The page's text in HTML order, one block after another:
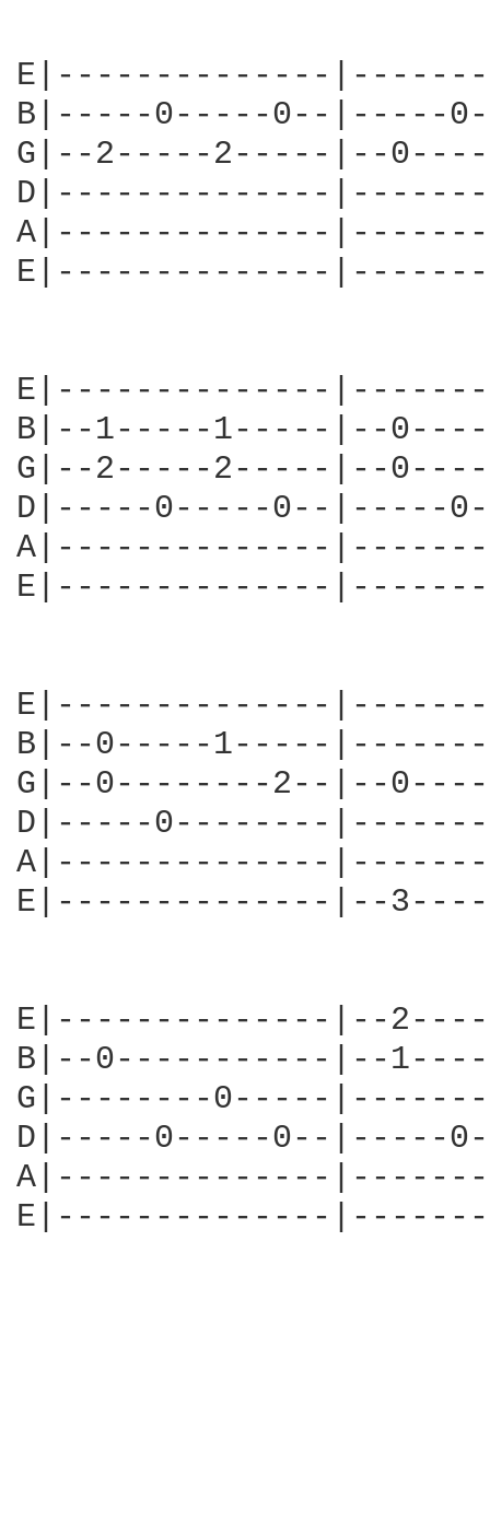
E|--------------
B|-----0-----0--|-----
G|--2-----2-----|--
D|--------------
A|--------------
E|--------------
E|--------------
B|--1-----1-----|--
G|--2-----2-----|--
D|-----0-----0--|-----
A|--------------
E|--------------
E|--------------
B|--0-----1-----
G|--0--------2--|--
D|-----0--------
A|--------------
E|--------------|--
E|--------------|--
B|--0-----------|--
G|--------0-----
D|-----0-----0--|-----
A|--------------
E|--------------